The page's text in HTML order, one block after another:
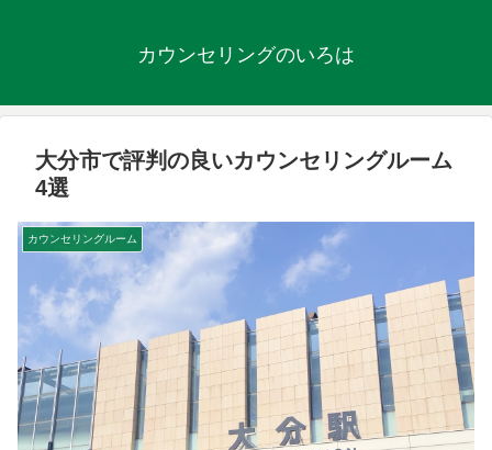
カウンセリングのいろは
大分市で評判の良いカウンセリングルーム
4選
カウンセリングルーム